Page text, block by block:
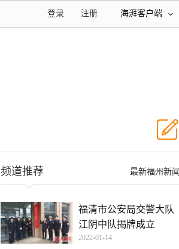
海湃客户端
注册
登录
最新福州新闻
频道推荐
福清市公安局交警大队
江阴中队揭牌成立
2022-01-14